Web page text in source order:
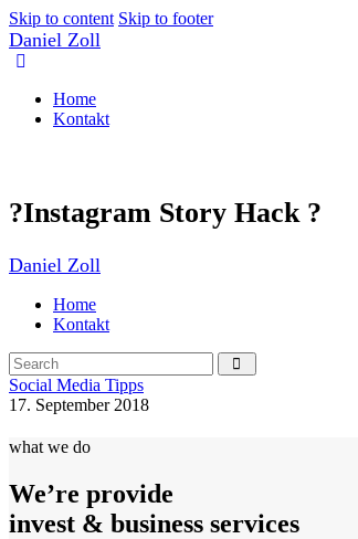
Skip to content Skip to footer
Daniel Zoll
Home
Kontakt
?Instagram Story Hack ?
Daniel Zoll
Home
Kontakt
Social Media Tipps
17. September 2018
what we do
We’re provide
invest & business services